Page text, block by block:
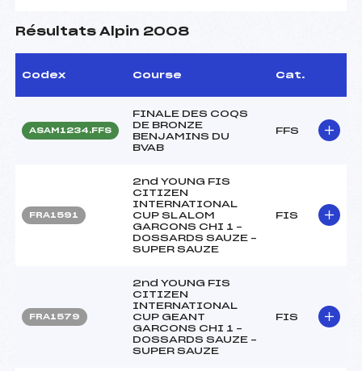
Résultats Alpin 2008
Codex Course Cat.
ASAM1234.FFS
FINALE DES COQS
DE BRONZE
BENJAMINS DU
BVAB
FFS
FRA1591
2nd YOUNG FIS
CITIZEN
INTERNATIONAL
CUP SLALOM
GARCONS CHI 1 –
DOSSARDS SAUZE –
SUPER SAUZE
FIS
FRA1579
2nd YOUNG FIS
CITIZEN
INTERNATIONAL
CUP GEANT
GARCONS CHI 1 –
DOSSARDS SAUZE –
SUPER SAUZE
FIS